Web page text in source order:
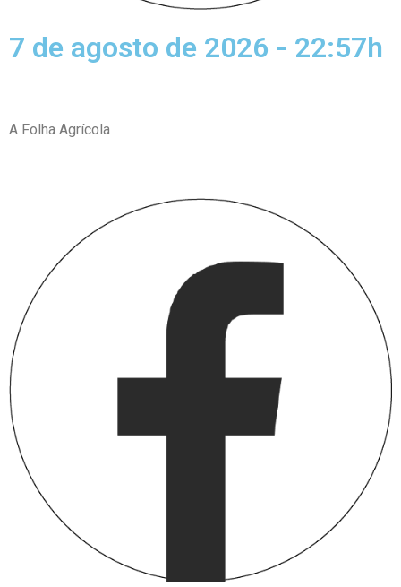
7 de agosto de 2026 - 22:57h
A Folha Agrícola